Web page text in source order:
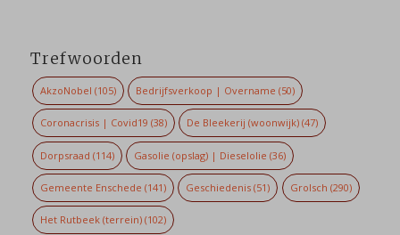
Trefwoorden
AkzoNobel (105) Bedrijfsverkoop | Overname (50)
Coronacrisis | Covid19 (38) De Bleekerij (woonwijk) (47)
Dorpsraad (114) Gasolie (opslag) | Dieselolie (36)
Gemeente Enschede (141) Geschiedenis (51) Grolsch (290)
Het Rutbeek (terrein)(102)